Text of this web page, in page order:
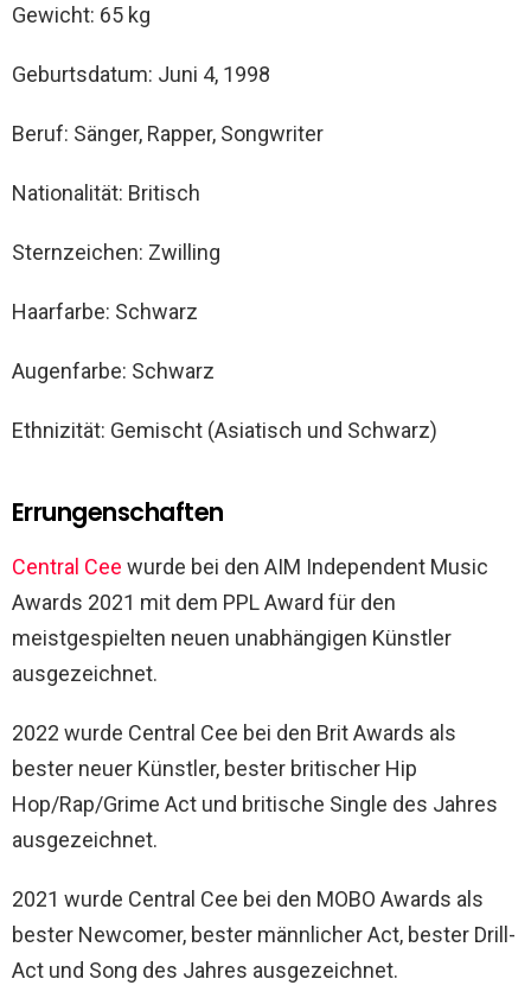
Gewicht: 65 kg
Geburtsdatum: Juni 4, 1998
Beruf: Sänger, Rapper, Songwriter
Nationalität: Britisch
Sternzeichen: Zwilling
Haarfarbe: Schwarz
Augenfarbe: Schwarz
Ethnizität: Gemischt (Asiatisch und Schwarz)
Errungenschaften
Central Cee wurde bei den AIM Independent Music
Awards 2021 mit dem PPL Award für den
meistgespielten neuen unabhängigen Künstler
ausgezeichnet.
2022 wurde Central Cee bei den Brit Awards als
bester neuer Künstler, bester britischer Hip
Hop/Rap/Grime Act und britische Single des Jahres
ausgezeichnet.
2021 wurde Central Cee bei den MOBO Awards als
bester Newcomer, bester männlicher Act, bester Drill-
Act und Song des Jahres ausgezeichnet.